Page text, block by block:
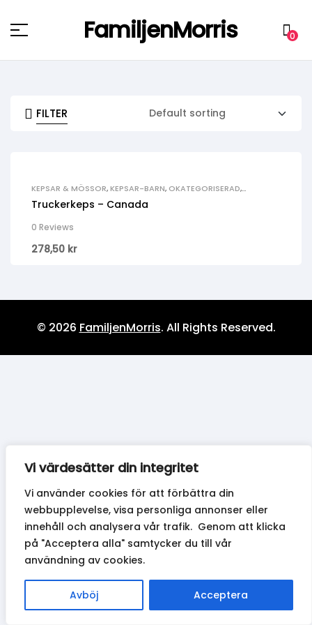
Vi värdesätter din integritet
Vi använder cookies för att förbättra din
webbupplevelse, visa personliga annonser eller
innehåll och analysera vår trafik. Genom att klicka
på "Acceptera alla" samtycker du till vår
användning av cookies.
Avböj Acceptera
FamiljenMorris 0
Menu
FILTER
KEPSAR & MÖSSOR,KEPSAR-BARN, OKATEGORISERAD,
POPULÄRT JUST NU
VECKANS NYHET
Truckerkeps – Canada
0 Reviews
278,50 kr
© 2026 FamiljenMorris. All Rights Reserved.